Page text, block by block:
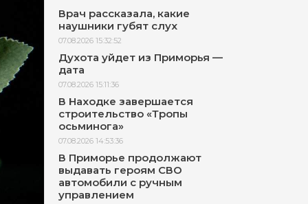
Врач рассказала, какие
наушники губят слух
07.08.2026 15:32:52
Духота уйдет из Приморья —
дата
07.08.2026 15:11:36
В Находке завершается
строительство «Тропы
осьминога»
07.08.2026 14:53:36
В Приморье продолжают
выдавать героям СВО
автомобили с ручным
управлением